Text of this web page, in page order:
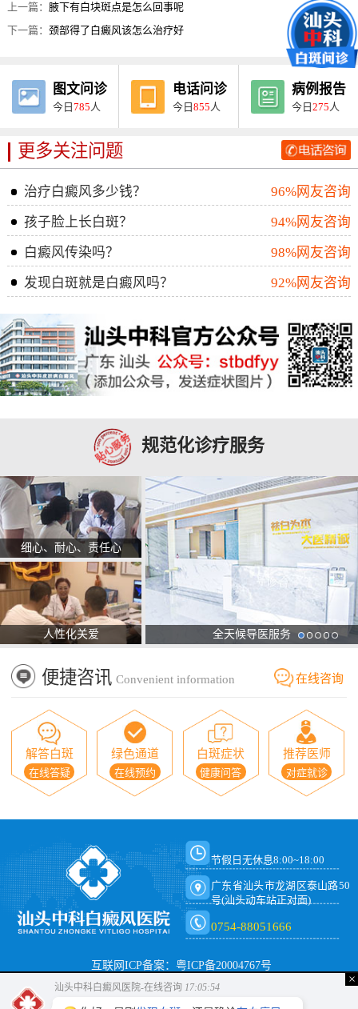
上一篇：腋下有白块斑点是怎么回事呢
下一篇：颈部得了白癜风该怎么治疗好
图文问诊
今日785 人
电话问诊
今日855 人
病例报告
今日275 人
更多关注问题
治疗白癜风多少钱？
96%网友咨询
孩子脸上长白斑？
94%网友咨询
白癜风传染吗？
98%网友咨询
发现白斑就是白癜风吗？
92%网友咨询
规范化诊疗服务
细心、耐心、责任心
人性化关爱 全天候导医服务
便捷咨讯 Convenient information 在线咨询
解答白斑
在线答疑
绿色通道
在线预约
白斑症状
健康问答
推荐医师
对症就诊
节假日无休息8:00~18:00
广东省汕头市龙湖区泰山路50
号(汕头动车站正对面)
0754-88051666
互联网ICP备案：粤ICP备20004767号
×
汕头中科白癜风医院-在线咨询 17:05:54